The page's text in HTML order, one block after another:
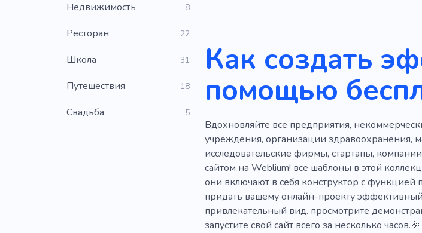
Недвижимость 8
Ресторан 22
Школа 31
Путешествия 18
Свадьба 5
Как создать
помощью
Вдохновляйте все предприятия,
учреждения, организации здравоохранения,
исследовательские фирмы, стартапы,
сайтом на Weblium! все шаблоны в этой
они включают в себя конструктор с
придать вашему онлайн-проекту
привлекательный вид. просмотрите
запустите свой сайт всего за несколько часов.🎉